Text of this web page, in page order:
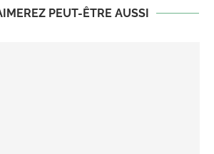
PEUT-ÊTRE AUSSI